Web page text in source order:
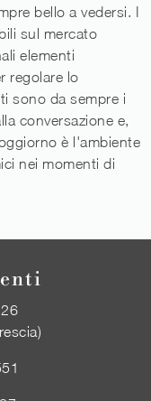
bello a vedersi. I
sul mercato
elementi
regolare lo
sono da sempre i
conversazione e,
è l'ambiente
nei momenti di